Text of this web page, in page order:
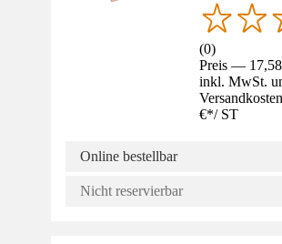
(0)
Preis —
inkl. MwSt.
€*/ ST
Online bestellbar
Nicht reservierbar